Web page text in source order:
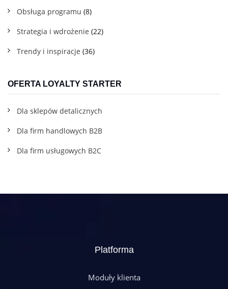
Obsługa programu (8)
Strategia i wdrożenie (22)
Trendy i inspiracje (36)
OFERTA LOYALTY STARTER
Dla sklepów detalicznych
Dla firm handlowych B2B
Dla firm usługowych B2C
Platforma
Moduły klienta